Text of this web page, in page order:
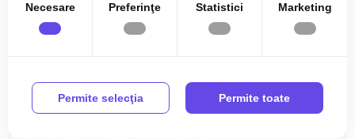
Alezzi 3 camere vedere la mare Mamaia nord
Necesare Preferinţe Statistici Marketing
Permite selecţia Permite toate